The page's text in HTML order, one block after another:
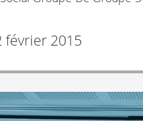
février 2015